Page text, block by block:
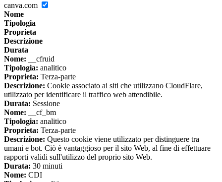
canva.com
Nome
Tipologia
Proprieta
Descrizione
Durata
Nome: __cfruid
Tipologia: analitico
Proprieta: Terza-parte
Descrizione: Cookie associato ai siti che utilizzano CloudFlare,
utilizzato per identificare il traffico web attendibile.
Durata: Sessione
Nome: __cf_bm
Tipologia: analitico
Proprieta: Terza-parte
Descrizione: Questo cookie viene utilizzato per distinguere tra
umani e bot. Ciò è vantaggioso per il sito Web, al fine di effettuare
rapporti validi sull'utilizzo del proprio sito Web.
Durata: 30 minuti
Nome: CDI